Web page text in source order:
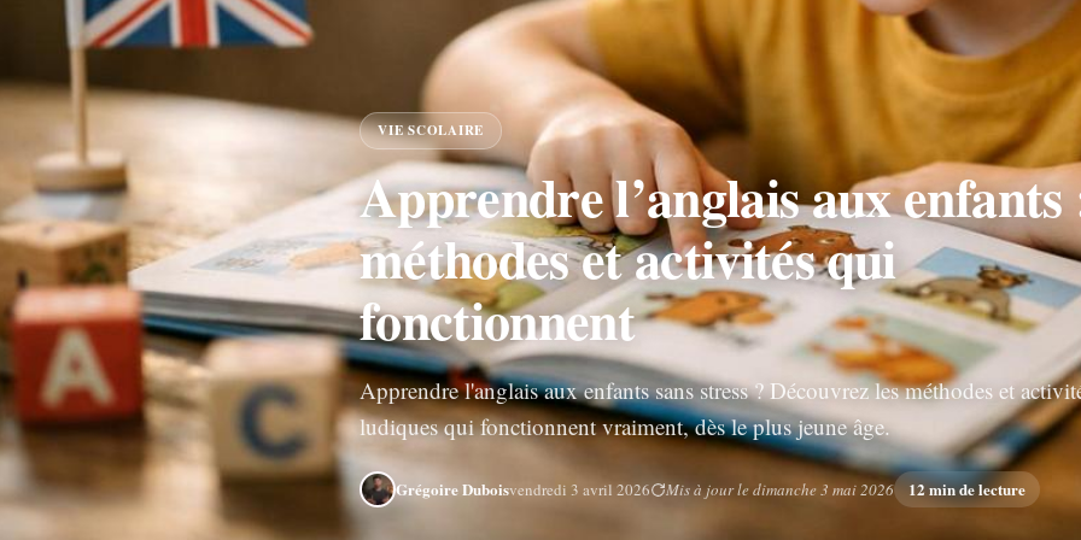
VIE SCOLAIRE
Apprendre l’anglais aux enfants
méthodes et activités qui
fonctionnent
Apprendre l'anglais aux enfants sans stress ? Découvrez les méthodes et
ludiques qui fonctionnent vraiment, dès le plus jeune âge.
Grégoire Duboisvendredi 3 avril 2026 Mis à jour le dimanche 3 mai 2026 12 min de lecture